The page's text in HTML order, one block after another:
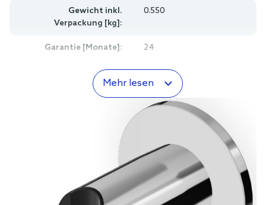
Gewicht inkl.
Verpackung [kg]:
0.550
Garantie [Monate]: 24
Mehr lesen